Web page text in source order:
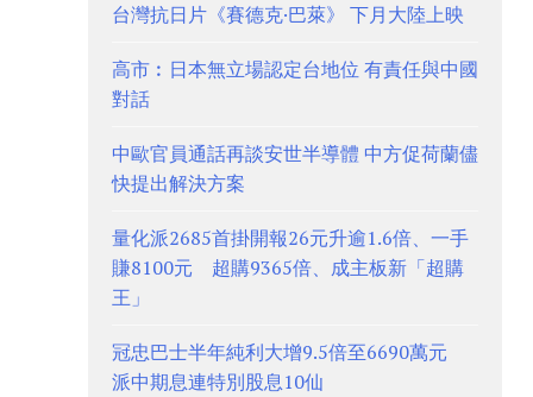
台灣抗日片《賽德克·巴萊》 下月大陸上映
高市︰日本無立場認定台地位 有責任與中國
對話
中歐官員通話再談安世半導體 中方促荷蘭儘
快提出解決方案
量化派2685首掛開報26元升逾1.6倍、一手
賺8100元 超購9365倍、成主板新「超購
王」
冠忠巴士半年純利大增9.5倍至6690萬元
派中期息連特別股息10仙